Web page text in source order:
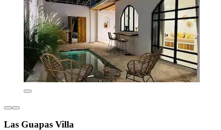
Las Guapas Villa